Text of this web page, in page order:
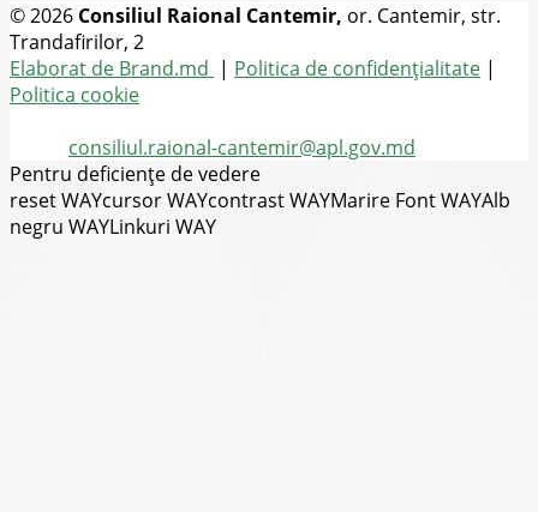
© 2026 Consiliul Raional Cantemir, or. Cantemir, str.
Trandafirilor, 2
Elaborat de Brand.md | Politica de confidențialitate |
Politica cookie
consiliul.raional-cantemir@apl.gov.md
Pentru deficiențe de vedere
reset WAYcursor WAYcontrast WAYMarire Font WAYAlb
negru WAYLinkuri WAY